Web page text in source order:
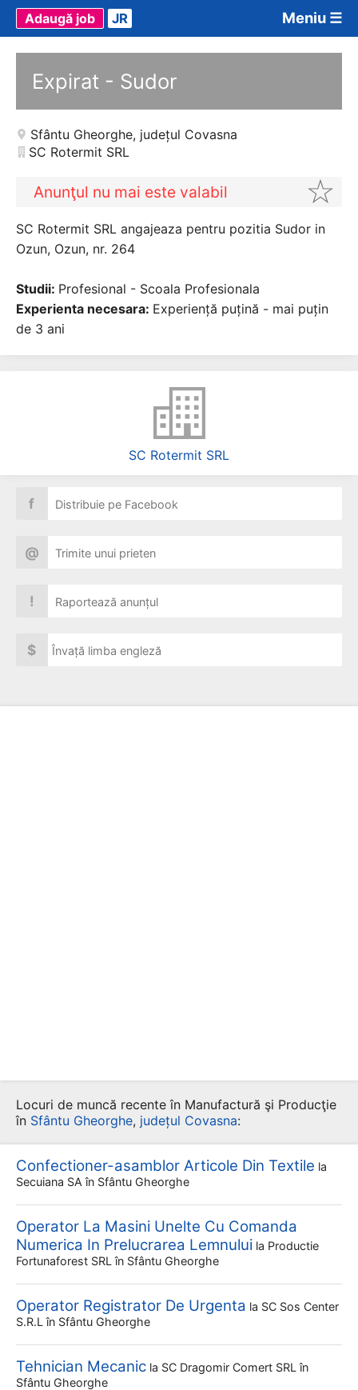
Meniu ☰
Adaugă job JR
Expirat - Sudor
Sfântu Gheorghe, județul Covasna
SC Rotermit SRL
Anunţul nu mai este valabil
SC Rotermit SRL angajeaza pentru pozitia Sudor in
Ozun, Ozun, nr. 264
Studii: Profesional - Scoala Profesionala
Experienta necesara: Experiență puțină - mai puțin
de 3 ani
SC Rotermit SRL
f Distribuie pe Facebook
@ Trimite unui prieten
! Raportează anunțul
$ Învață limba engleză
Locuri de muncă recente în Manufactură şi Producţie
în Sfântu Gheorghe, județul Covasna:
Confectioner-asamblor Articole Din Textile la
Secuiana SA în Sfântu Gheorghe
Operator La Masini Unelte Cu Comanda
Numerica In Prelucrarea Lemnului la Productie
Fortunaforest SRL în Sfântu Gheorghe
Operator Registrator De Urgenta la SC Sos Center
S.r.l în Sfântu Gheorghe
Tehnician Mecanic la SC Dragomir Comert SRL în
Sfântu Gheorghe